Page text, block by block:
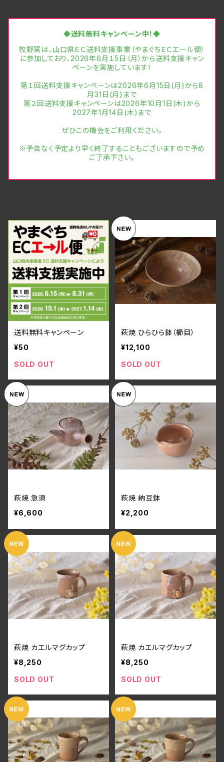
◆送料無料キャンペーン中！◆
牧野窯は、山口県ＥＣ送料支援事業（やまぐちＥＣエール便）
に参加しており、2026年6月１5日（月）から送料支援キャン
ペーンを実施しています！
第１回送料支援キャンペーンは2026年6月15日(月)から8
月31日(月)まで
第２回送料支援キャンペーンは2026年10月1日(木)から
2027年1月14日(木)まで
ぜひこの機会をご利用ください。
※予告なく予定より早く終了することもございますので予め
ご了承下さい。
送料無料キャンペーン
¥50
SOLD OUT
萩焼 ひらひら鉢（櫛目）
¥12,100
SOLD OUT
萩焼 急須
¥6,600
萩焼 納豆鉢
¥2,200
萩焼 カエルマグカップ
¥8,250
SOLD OUT
萩焼 カエルマグカップ
¥8,250
SOLD OUT